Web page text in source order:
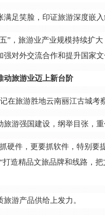
满足笑脸，印证旅游深度嵌
”，旅游业产业规模持续扩
强对外交流合作和提升国家
动旅游业迈上新台阶
在旅游胜地云南丽江古城
旅游强国建设，纲举目张，
硬件，更要抓软件，特别
打造精品文旅品牌和线路，
游产品供给上发力。